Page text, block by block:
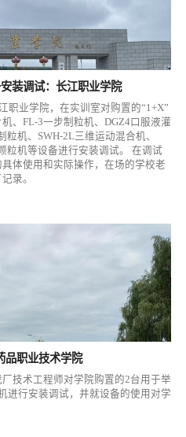
装调试：长江职业学院
职业学院，在实训室对购置的“1+X”
、FL-3一步制粒机、DGZ4口服液灌
机、SWH-2L三维运动混合机、
粒机等设备进行安装调试。 在调试
体使用和实际操作，在场的学校老
录。
品职业技术学院
技术工程师对学院购置的2台用于举
进行安装调试，并就设备的使用对学